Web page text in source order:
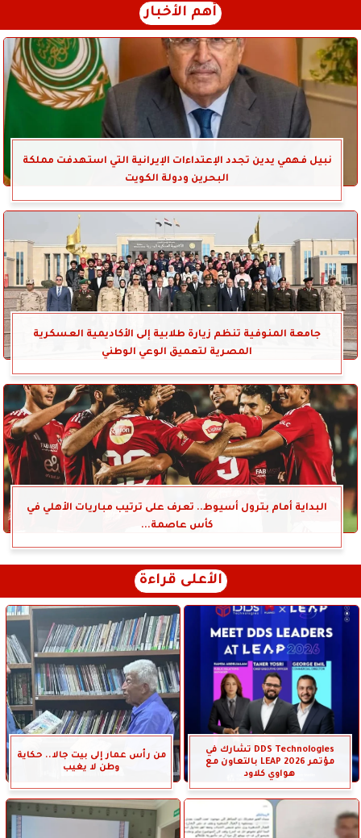
أهم الأخبار
نبيل فهمي يدين تجدد الإعتداءات الإيرانية التي استهدفت مملكة
البحرين ودولة الكويت
جامعة المنوفية تنظم زيارة طلابية إلى الأكاديمية العسكرية
المصرية لتعميق الوعي الوطني
البداية أمام بترول أسيوط.. تعرف على ترتيب مباريات الأهلي في
كأس عاصمة...
الأعلى قراءة
DDS Technologies تشارك في
مؤتمر LEAP 2026 بالتعاون مع
هواوي كلاود
من رأس عمار إلى بيت جالا.. حكاية
وطن لا يغيب